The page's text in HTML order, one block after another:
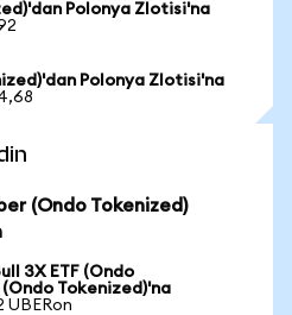
Polonya Zlotisi'na
Polonya Zlotisi'na
(Ondo Tokenized)
3X ETF (Ondo
Tokenized)'na
UBERon